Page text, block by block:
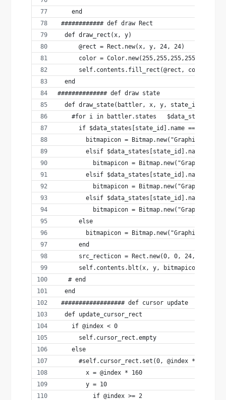
    end
############ def draw Rect
  def draw_rect(x, y)
      @rect = Rect.new(x, y, 24, 24)
      color = Color.new(255,255,255,255)
      self.contents.fill_rect(@rect, color)
  end
############## def draw state
  def draw_state(battler, x, y, state_id)
#for i in battler.states
if $data_states[state_id].name ==
bitmapicon = Bitmap.new("Graphics/
elsif $data_states[state_id].name ==
bitmapicon = Bitmap.new("Graphics/
elsif $data_states[state_id].name ==
bitmapicon = Bitmap.new("Graphics/
elsif $data_states[state_id].name ==
bitmapicon = Bitmap.new("Graphics/
      else
bitmapicon = Bitmap.new("Graphics/
      end
      src_recticon = Rect.new(0, 0, 24, 24)
self.contents.blt(x, y, bitmapicon,
   # end
  end
################## def cursor update
  def update_cursor_rect
    if @index < 0
      self.cursor_rect.empty
    else
#self.cursor_rect.set(0, @index * 116,
        x = @index * 160
        y = 10
          if @index >= 2